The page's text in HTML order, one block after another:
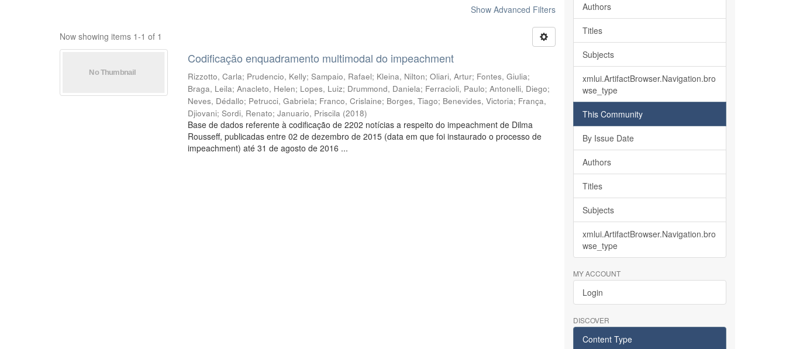
Show Advanced Filters
Now showing items 1-1 of 1
Codificação enquadramento multimodal do impeachment
Rizzotto, Carla; Prudencio, Kelly;Sampaio, Rafael; Kleina, Nilton;Oliari, Artur; Fontes, Giulia;
Braga, Leila;Anacleto, Helen; Lopes, Luiz; Drummond, Daniela; Ferracioli, Paulo;Antonelli, Diego;
Neves, Dédallo; Petrucci, Gabriela; Franco, Crislaine; Borges, Tiago; Benevides, Victoria; França,
Djiovani;Sordi, Renato;Januario, Priscila (2018)
Base de dados referente à codificação de 2202 notícias a respeito do impeachment de Dilma
Rousseff, publicadas entre 02 de dezembro de 2015 (data em que foi instaurado o processo de
impeachment) até 31 de agosto de 2016 ...
Authors
Titles
Subjects
xmlui.ArtifactBrowser.Navigation.bro
wse_type
This Community
By Issue Date
Authors
Titles
Subjects
xmlui.ArtifactBrowser.Navigation.bro
wse_type
MY ACCOUNT
Login
DISCOVER
Content Type